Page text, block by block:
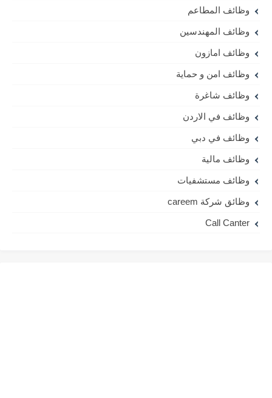
وظائف المطاعم
وظائف المهندسين
وظائف امازون
وظائف امن و حماية
وظائف شاغرة
وظائف في الاردن
وظائف في دبي
وظائف مالية
وظائف مستشفيات
وظائق شركة careem
Call Canter